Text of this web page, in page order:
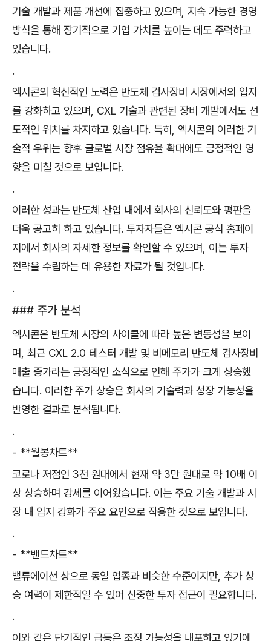
기술 개발과 제품 개선에 집중하고 있으며, 지속 가능한 경영
방식을 통해 장기적으로 기업 가치를 높이는 데도 주력하고
있습니다.
.
엑시콘의 혁신적인 노력은 반도체 검사장비 시장에서의 입지
를 강화하고 있으며, CXL 기술과 관련된 장비 개발에서도 선
도적인 위치를 차지하고 있습니다. 특히, 엑시콘의 이러한 기
술적 우위는 향후 글로벌 시장 점유율 확대에도 긍정적인 영
향을 미칠 것으로 보입니다.
.
이러한 성과는 반도체 산업 내에서 회사의 신뢰도와 평판을
더욱 공고히 하고 있습니다. 투자자들은 엑시콘 공식 홈페이
지에서 회사의 자세한 정보를 확인할 수 있으며, 이는 투자
전략을 수립하는 데 유용한 자료가 될 것입니다.
.
### 주가 분석
엑시콘은 반도체 시장의 사이클에 따라 높은 변동성을 보이
며, 최근 CXL 2.0 테스터 개발 및 비메모리 반도체 검사장비
매출 증가라는 긍정적인 소식으로 인해 주가가 크게 상승했
습니다. 이러한 주가 상승은 회사의 기술력과 성장 가능성을
반영한 결과로 분석됩니다.
.
- **월봉차트**
코로나 저점인 3천 원대에서 현재 약 3만 원대로 약 10배 이
상 상승하며 강세를 이어왔습니다. 이는 주요 기술 개발과 시
장 내 입지 강화가 주요 요인으로 작용한 것으로 보입니다.
.
- **밴드차트**
밸류에이션 상으로 동일 업종과 비슷한 수준이지만, 추가 상
승 여력이 제한적일 수 있어 신중한 투자 접근이 필요합니다.
.
이와 같은 단기적인 급등은 조정 가능성을 내포하고 있기에,